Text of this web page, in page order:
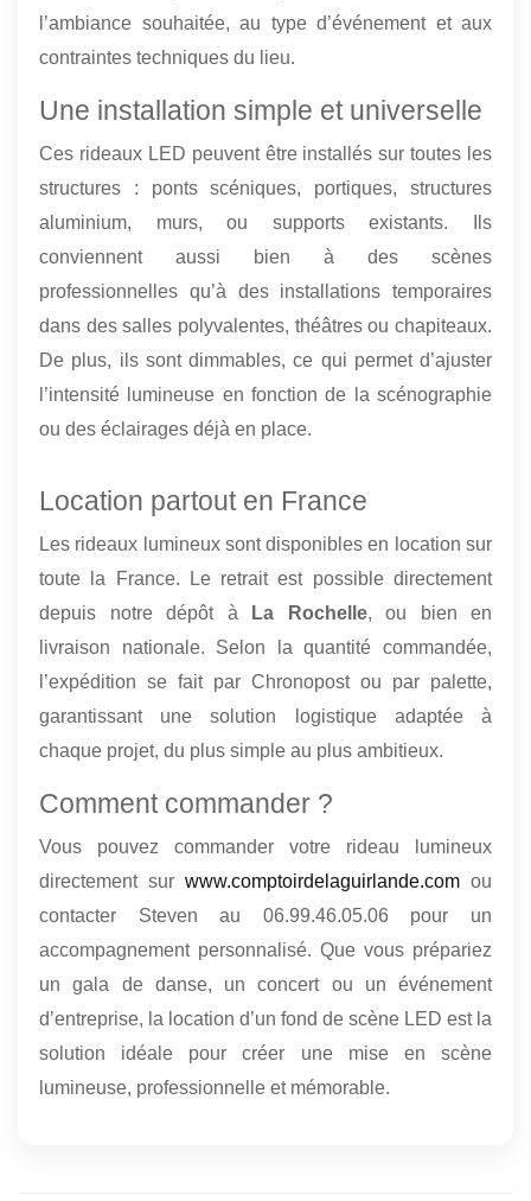
l’ambiance souhaitée, au type d’événement et aux
contraintes techniques du lieu.
Une installation simple et universelle
Ces rideaux LED peuvent être installés sur toutes les
structures : ponts scéniques, portiques, structures
aluminium, murs, ou supports existants. Ils
conviennent aussi bien à des scènes
professionnelles qu’à des installations temporaires
dans des salles polyvalentes, théâtres ou chapiteaux.
De plus, ils sont dimmables, ce qui permet d’ajuster
l’intensité lumineuse en fonction de la scénographie
ou des éclairages déjà en place.
Location partout en France
Les rideaux lumineux sont disponibles en location sur
toute la France. Le retrait est possible directement
depuis notre dépôt à
La Rochelle, ou bien en
livraison nationale. Selon la quantité commandée,
l’expédition se fait par Chronopost ou par palette,
garantissant une solution logistique adaptée à
chaque projet, du plus simple au plus ambitieux.
Comment commander ?
Vous pouvez commander votre rideau lumineux
directement sur www.comptoirdelaguirlande.com ou
contacter Steven au 06.99.46.05.06 pour un
accompagnement personnalisé. Que vous prépariez
un gala de danse, un concert ou un événement
d’entreprise, la location d’un fond de scène LED est la
solution idéale pour créer une mise en scène
lumineuse, professionnelle et mémorable.